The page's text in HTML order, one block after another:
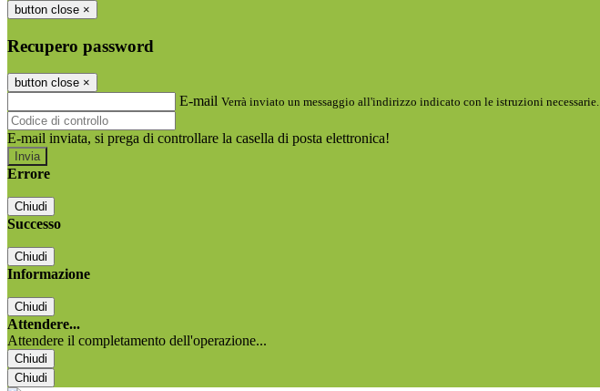
button close ×
Recupero password
button close ×
E-mail Verrà inviato un messaggio all'indirizzo indicato con le istruzioni necessarie.
E-mail inviata, si prega di controllare la casella di posta elettronica!
Errore
Chiudi
Successo
Chiudi
Informazione
Chiudi
Attendere...
Attendere il completamento dell'operazione...
Chiudi
Chiudi